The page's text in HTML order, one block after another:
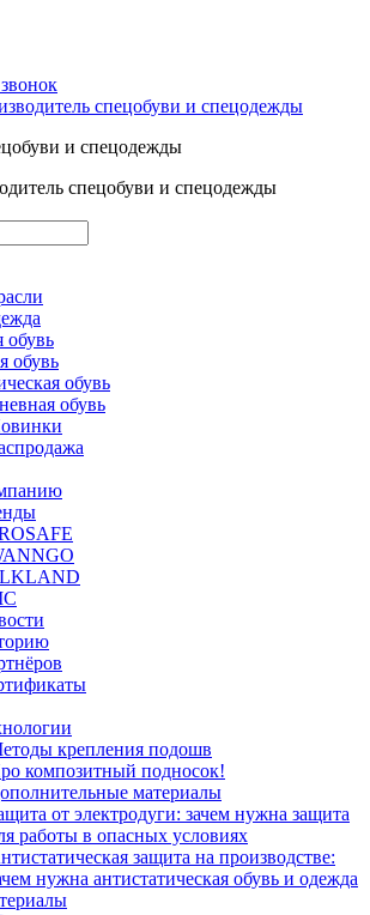
и спецодежды
обувь
обувь
обувь
обувь
крепления подошв
композитный подносок!
материалы
от электродуги: зачем нужна защита
работы в опасных условиях
защита на производстве:
нужна антистатическая обувь и одежда